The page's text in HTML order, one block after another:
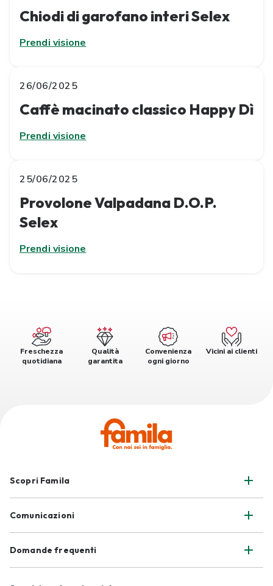
Chiodi di garofano interi Selex
Prendi visione
26/06/2025
Caffè macinato classico Happy Dì
Prendi visione
25/06/2025
Provolone Valpadana D.O.P.
Selex
Prendi visione
Freschezza
quotidiana
Qualità
garantita
Convenienza
ogni giorno
Vicini ai clienti
Scopri Famila
Comunicazioni
Domande frequenti